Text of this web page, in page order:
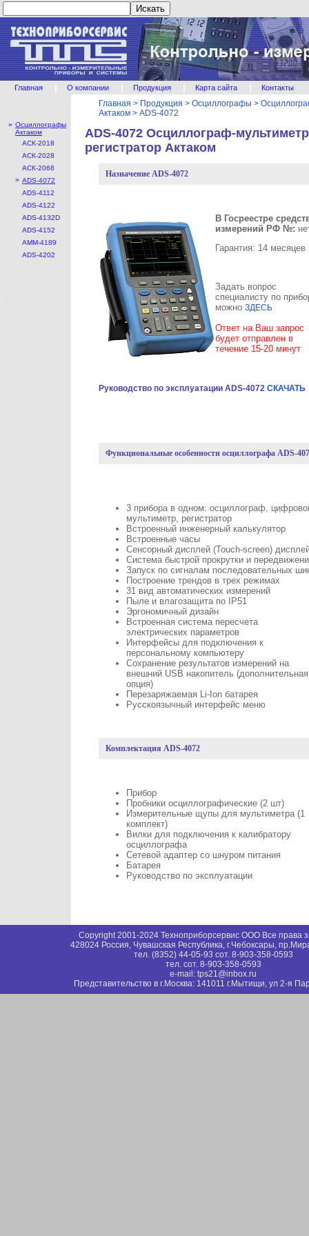
Главная О компании Продукция Карта сайта Контакты
» Осциллографы
Актаком
ACК-2018
ACК-2028
ACК-2068
» ADS-4072
ADS-4112
ADS-4122
ADS-4132D
ADS-4152
АММ-4189
ADS-4202
Главная > Продукция > Осциллографы >
Актаком > ADS-4072
ADS-4072 Осциллограф-
регистратор Актаком
Назначение ADS-4072
В Госреестре
измерений РФ №:
Гарантия: 14 месяцев
Задать вопрос
специалисту по
можно ЗДЕСЬ
Ответ на Ваш запрос
будет отправлен в
течение 15-20 минут
Руководство по эксплуатации ADS-4072 СКАЧАТЬ
Функциональные особенности осциллографа ADS-
3 прибора в одном: осциллограф,
мультиметр, регистратор
Встроенный инженерный калькулятор
Встроенные часы
Сенсорный дисплей (Touch-screen)
Система быстрой прокрутки и
Запуск по сигналам последовательных
Построение трендов в трех режимах
31 вид автоматических измерений
Пыле и влагозащита по IP51
Эргономичный дизайн
Встроенная система пересчета
электрических параметров
Интерфейсы для подключения к
персональному компьютеру
Сохранение результатов измерений на
внешний USB накопитель (дополнительная
опция)
Перезаряжаемая Li-Ion батарея
Русскоязычный интерфейс меню
Комплектация ADS-4072
Прибор
Пробники осциллографические (2 шт)
Измерительные щупы для мультиметра (1
комплект)
Вилки для подключения к калибратору
осциллографа
Сетевой адаптер со шнуром питания
Батарея
Руководство по эксплуатации
Copyright 2001-2024 Техноприборсервис ООО Все права
428024 Россия, Чувашская Республика, г.Чебоксары,
тел. (8352) 44-05-93 сот. 8-903-358-0593
тел. сот. 8-903-358-0593
e-mail: tps21@inbox.ru
Представительство в г.Москва: 141011 г.Мытищи, ул 2-я